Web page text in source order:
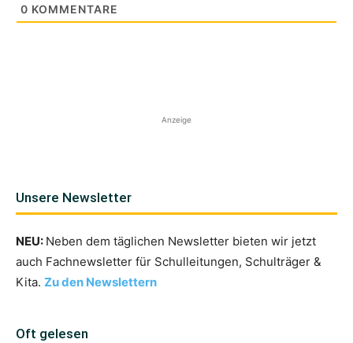
0 KOMMENTARE
Anzeige
Unsere Newsletter
NEU: Neben dem täglichen Newsletter bieten wir jetzt
auch Fachnewsletter für Schulleitungen, Schulträger &
Kita. Zu den Newslettern
Oft gelesen